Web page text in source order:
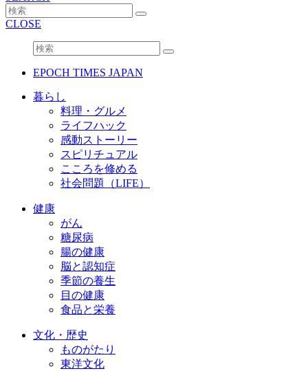
CLOSE
EPOCH TIMES JAPAN
暮らし
料理・グルメ
ライフハック
感動ストーリー
スピリチュアル
こころを修める
社会問題（LIFE）
健康
がん
糖尿病
腸の健康
脳と認知症
季節の養生
目の健康
食品と栄養
文化・歴史
ものがたり
東洋文化